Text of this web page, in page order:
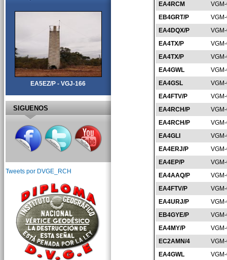
EA4RCM
EB4GRT/P
EA4DQX/P
EA4TX/P
EA4TX/P
EA4GWL
EA4GSL
EA4FTV/P
EA4RCH/P
EA4RCH/P
EA4GLI
EA4ERJ/P
EA4EP/P
EA4AAQ/P
EA4FTV/P
EA4URJ/P
EB4GYE/P
EA4MY/P
EC2AMN/4
EA4GWL
EA5EZ/P - VGJ-166
SIGUENOS
Tweets por DVGE_RCH